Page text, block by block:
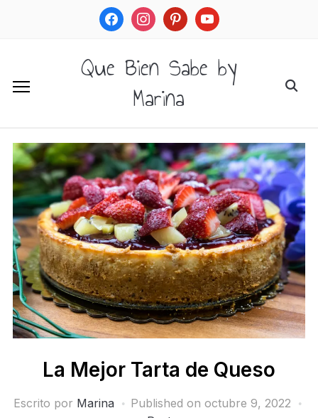
facebookinstagrampinterestyoutube
Que Bien Sabe by
Marina
La Mejor Tarta de Queso
Escrito por Marina Published on octubre 9, 2022